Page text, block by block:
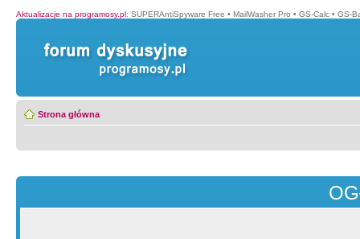
Aktualizacje na programosy.pl: SUPERAntiSpyware Free • MailWasher Pro • GS-Calc • GS-
Strona główna